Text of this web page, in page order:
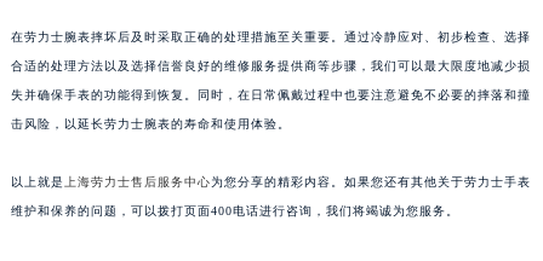
在劳力士腕表摔坏后及时采取正确的处理措施至关重要。通过冷静应对、初步检查、选择
合适的处理方法以及选择信誉良好的维修服务提供商等步骤，我们可以最大限度地减少损
失并确保手表的功能得到恢复。同时，在日常佩戴过程中也要注意避免不必要的摔落和撞
击风险，以延长劳力士腕表的寿命和使用体验。
以上就是上海劳力士售后服务中心为您分享的精彩内容。如果您还有其他关于劳力士手表
维护和保养的问题，可以拨打页面400电话进行咨询，我们将竭诚为您服务。